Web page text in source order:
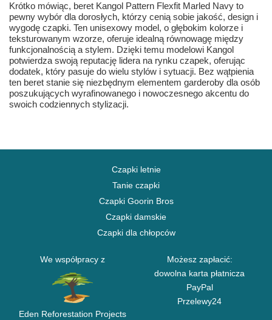
Krótko mówiąc, beret Kangol Pattern Flexfit Marled Navy to
pewny wybór dla dorosłych, którzy cenią sobie jakość, design i
wygodę czapki. Ten unisexowy model, o głębokim kolorze i
teksturowanym wzorze, oferuje idealną równowagę między
funkcjonalnością a stylem. Dzięki temu modelowi Kangol
potwierdza swoją reputację lidera na rynku czapek, oferując
dodatek, który pasuje do wielu stylów i sytuacji. Bez wątpienia
ten beret stanie się niezbędnym elementem garderoby dla osób
poszukujących wyrafinowanego i nowoczesnego akcentu do
swoich codziennych stylizacji.
Czapki letnie
Tanie czapki
Czapki Goorin Bros
Czapki damskie
Czapki dla chłopców
We współpracy z
Eden Reforestation Projects
Możesz zapłacić:
dowolna karta płatnicza
PayPal
Przelewy24